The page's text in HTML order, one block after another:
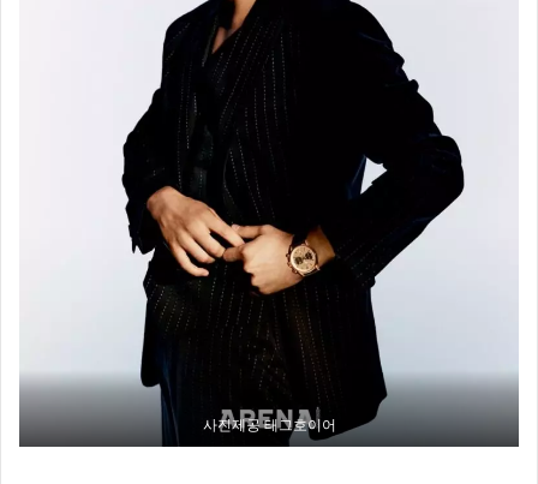
사진제공 태그호이어